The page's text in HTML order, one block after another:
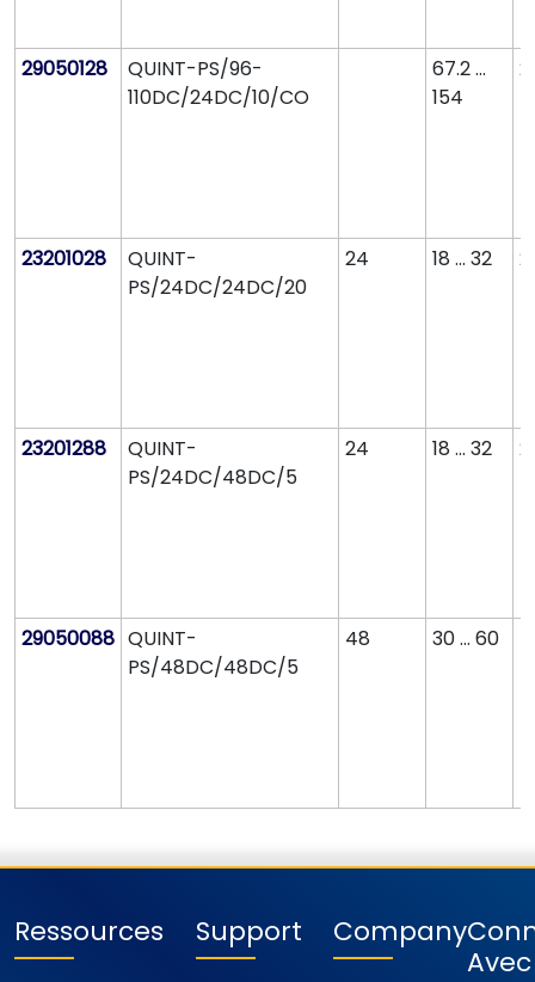
29050128
QUINT-PS/96-
110DC/24DC/10/CO
67.2 ...
154
23201028
QUINT-
PS/24DC/24DC/20
24 18 ... 32
23201288
QUINT-
PS/24DC/48DC/5
24 18 ... 32
29050088 QUINT-
PS/48DC/48DC/5
48 30 ... 60
Ressources Support Company